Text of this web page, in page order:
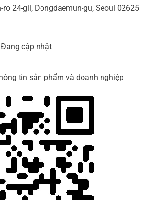
ro 24-gil, Dongdaemun-gu, Seoul 02625
cập nhật
tin sản phẩm và doanh nghiệp